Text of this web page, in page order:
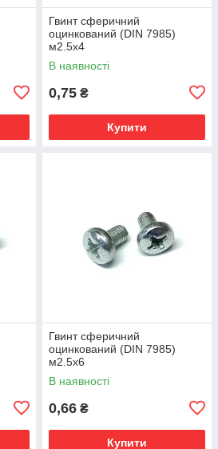
Гвинт сферичний
оцинкований (DIN 7985)
м2.5х4
В наявності
0,75 ₴
Купити
Гвинт сферичний
оцинкований (DIN 7985)
м2.5х6
В наявності
0,66 ₴
Купити